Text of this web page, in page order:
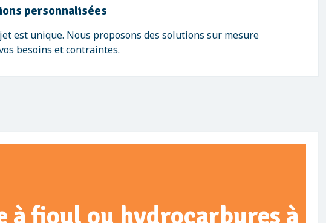
personnalisées
est unique. Nous proposons des solutions sur mesure
besoins et contraintes.
à fioul ou hydrocarbures à